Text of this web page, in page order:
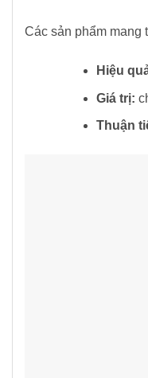
Các sản phẩm mang
Hiệu
Giá trị:
Thuận ti